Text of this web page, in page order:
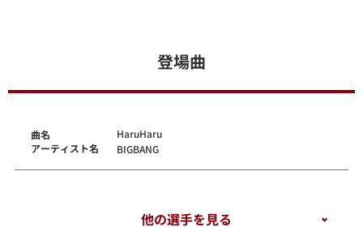
登場曲
曲名
アーティスト名
HaruHaru
BIGBANG